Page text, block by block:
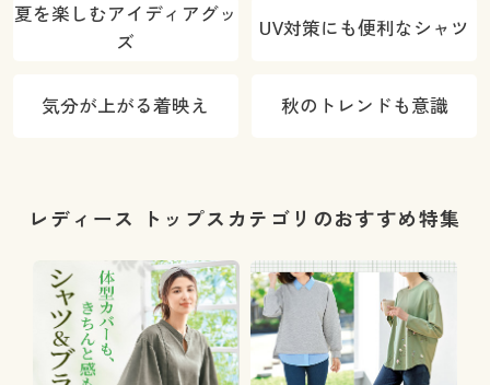
夏を楽しむアイディアグッ
ズ
UV対策にも便利なシャツ
気分が上がる着映え 秋のトレンドも意識
レディース トップスカテゴリのおすすめ特集